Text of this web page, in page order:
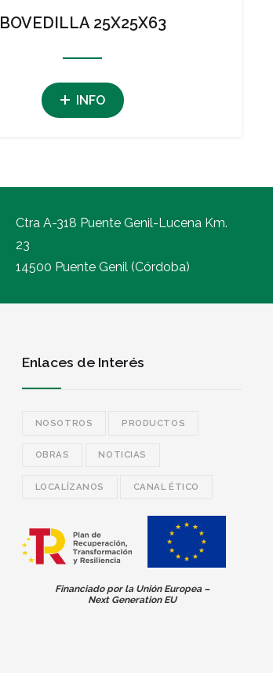
BOVEDILLA 25X25X63
INFO
Ctra A-318 Puente Genil-Lucena Km.
23
14500 Puente Genil (Córdoba)
Enlaces de Interés
NOSOTROS PRODUCTOS
OBRAS NOTICIAS
LOCALÍZANOS CANAL ÉTICO
Financiado por la Unión Europea –
Next Generation EU